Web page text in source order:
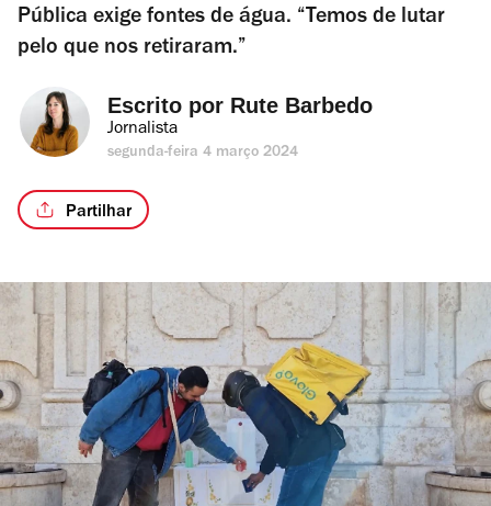
Pública exige fontes de água. “Temos de lutar
pelo que nos retiraram.”
Escrito por Rute Barbedo
Jornalista
segunda-feira 4 março 2024
Partilhar